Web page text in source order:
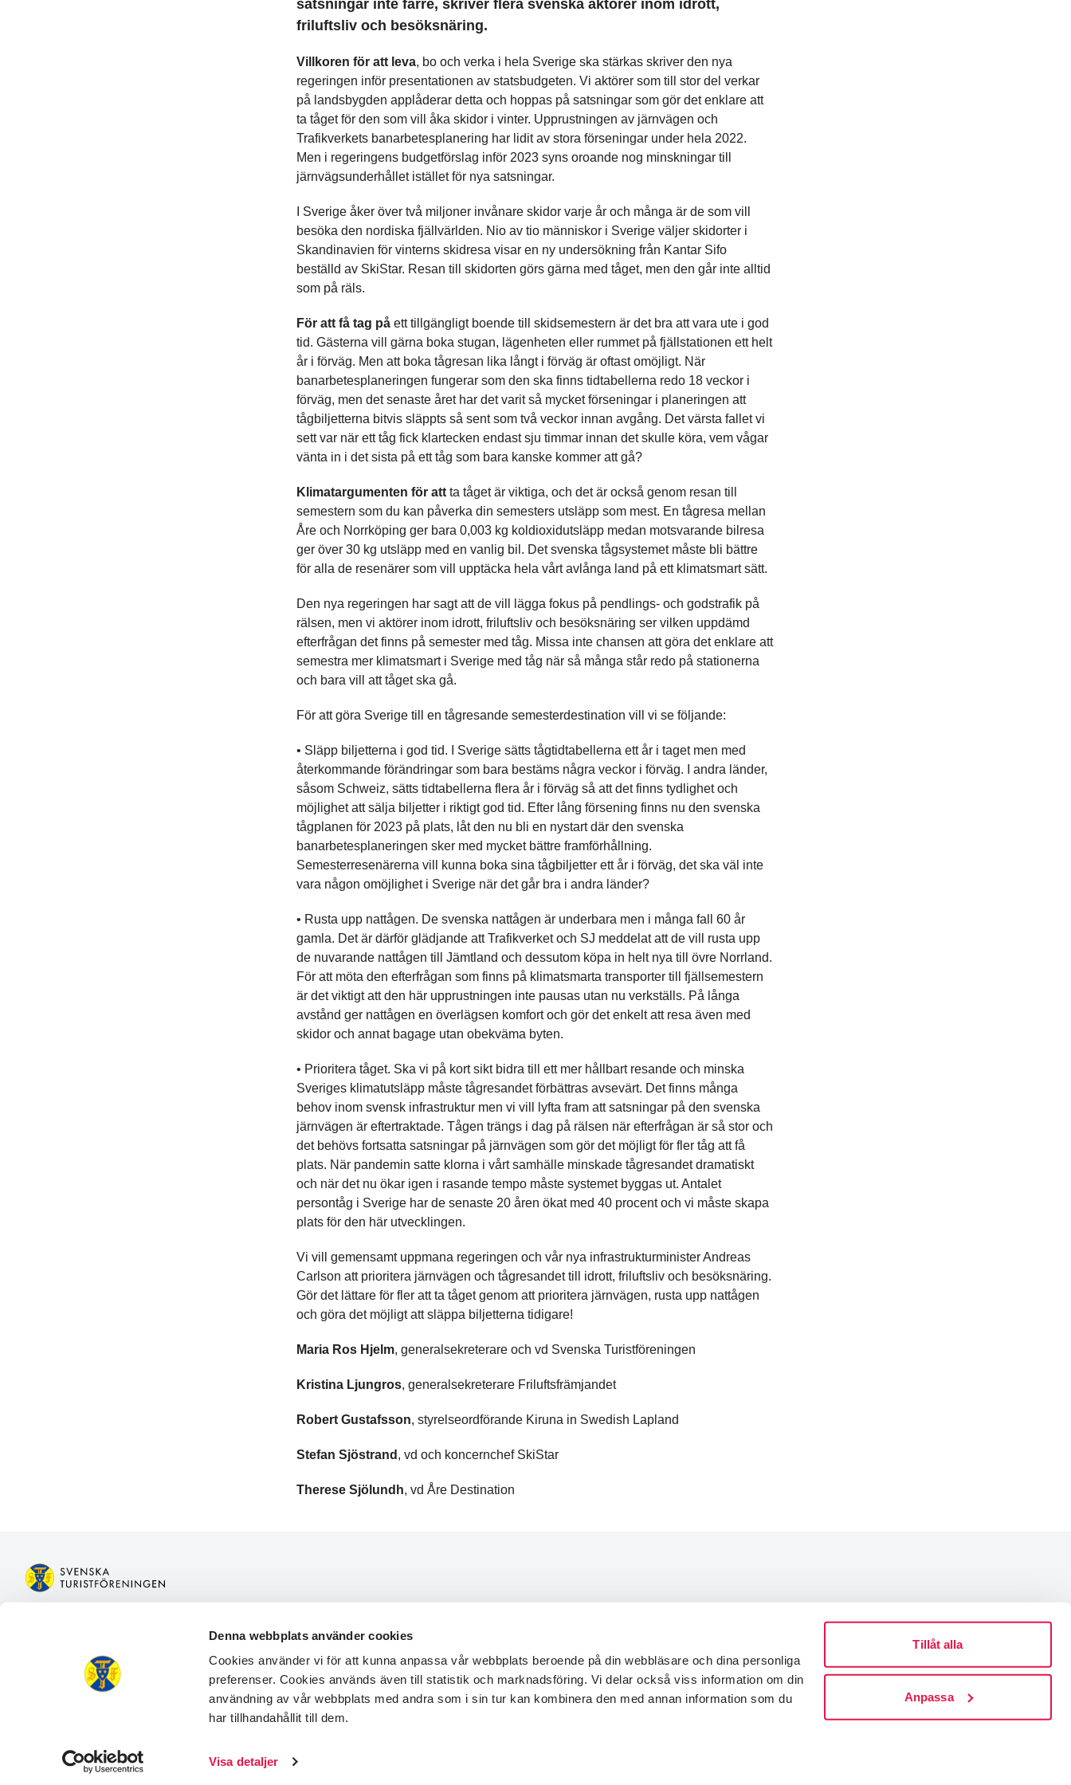
Denna webbplats använder cookies
Cookies använder vi för att kunna anpassa vår webbplats beroende på din webbläsare och dina personliga
preferenser. Cookies används även till statistik och marknadsföring. Vi delar också viss information om din
användning av vår webbplats med andra som i sin tur kan kombinera den med annan information som du
har tillhandahållit till dem.
Visa detaljer
Tillåt alla
Anpassa
satsningar inte färre, skriver flera svenska aktörer inom idrott,
friluftsliv och besöksnäring.
Villkoren för att leva, bo och verka i hela Sverige ska stärkas skriver den nya
regeringen inför presentationen av statsbudgeten. Vi aktörer som till stor del verkar
på landsbygden applåderar detta och hoppas på satsningar som gör det enklare att
ta tåget för den som vill åka skidor i vinter. Upprustningen av järnvägen och
Trafikverkets banarbetesplanering har lidit av stora förseningar under hela 2022.
Men i regeringens budgetförslag inför 2023 syns oroande nog minskningar till
järnvägsunderhållet istället för nya satsningar.
I Sverige åker över två miljoner invånare skidor varje år och många är de som vill
besöka den nordiska fjällvärlden. Nio av tio människor i Sverige väljer skidorter i
Skandinavien för vinterns skidresa visar en ny undersökning från Kantar Sifo
beställd av SkiStar. Resan till skidorten görs gärna med tåget, men den går inte alltid
som på räls.
För att få tag på ett tillgängligt boende till skidsemestern är det bra att vara ute i god
tid. Gästerna vill gärna boka stugan, lägenheten eller rummet på fjällstationen ett helt
år i förväg. Men att boka tågresan lika långt i förväg är oftast omöjligt. När
banarbetesplaneringen fungerar som den ska finns tidtabellerna redo 18 veckor i
förväg, men det senaste året har det varit så mycket förseningar i planeringen att
tågbiljetterna bitvis släppts så sent som två veckor innan avgång. Det värsta fallet vi
sett var när ett tåg fick klartecken endast sju timmar innan det skulle köra, vem vågar
vänta in i det sista på ett tåg som bara kanske kommer att gå?
Klimatargumenten för att ta tåget är viktiga, och det är också genom resan till
semestern som du kan påverka din semesters utsläpp som mest. En tågresa mellan
Åre och Norrköping ger bara 0,003 kg koldioxidutsläpp medan motsvarande bilresa
ger över 30 kg utsläpp med en vanlig bil. Det svenska tågsystemet måste bli bättre
för alla de resenärer som vill upptäcka hela vårt avlånga land på ett klimatsmart sätt.
Den nya regeringen har sagt att de vill lägga fokus på pendlings- och godstrafik på
rälsen, men vi aktörer inom idrott, friluftsliv och besöksnäring ser vilken uppdämd
efterfrågan det finns på semester med tåg. Missa inte chansen att göra det enklare att
semestra mer klimatsmart i Sverige med tåg när så många står redo på stationerna
och bara vill att tåget ska gå.
För att göra Sverige till en tågresande semesterdestination vill vi se följande:
• Släpp biljetterna i god tid. I Sverige sätts tågtidtabellerna ett år i taget men med
återkommande förändringar som bara bestäms några veckor i förväg. I andra länder,
såsom Schweiz, sätts tidtabellerna flera år i förväg så att det finns tydlighet och
möjlighet att sälja biljetter i riktigt god tid. Efter lång försening finns nu den svenska
tågplanen för 2023 på plats, låt den nu bli en nystart där den svenska
banarbetesplaneringen sker med mycket bättre framförhållning.
Semesterresenärerna vill kunna boka sina tågbiljetter ett år i förväg, det ska väl inte
vara någon omöjlighet i Sverige när det går bra i andra länder?
• Rusta upp nattågen. De svenska nattågen är underbara men i många fall 60 år
gamla. Det är därför glädjande att Trafikverket och SJ meddelat att de vill rusta upp
de nuvarande nattågen till Jämtland och dessutom köpa in helt nya till övre Norrland.
För att möta den efterfrågan som finns på klimatsmarta transporter till fjällsemestern
är det viktigt att den här upprustningen inte pausas utan nu verkställs. På långa
avstånd ger nattågen en överlägsen komfort och gör det enkelt att resa även med
skidor och annat bagage utan obekväma byten.
• Prioritera tåget. Ska vi på kort sikt bidra till ett mer hållbart resande och minska
Sveriges klimatutsläpp måste tågresandet förbättras avsevärt. Det finns många
behov inom svensk infrastruktur men vi vill lyfta fram att satsningar på den svenska
järnvägen är eftertraktade. Tågen trängs i dag på rälsen när efterfrågan är så stor och
det behövs fortsatta satsningar på järnvägen som gör det möjligt för fler tåg att få
plats. När pandemin satte klorna i vårt samhälle minskade tågresandet dramatiskt
och när det nu ökar igen i rasande tempo måste systemet byggas ut. Antalet
persontåg i Sverige har de senaste 20 åren ökat med 40 procent och vi måste skapa
plats för den här utvecklingen.
Vi vill gemensamt uppmana regeringen och vår nya infrastrukturminister Andreas
Carlson att prioritera järnvägen och tågresandet till idrott, friluftsliv och besöksnäring.
Gör det lättare för fler att ta tåget genom att prioritera järnvägen, rusta upp nattågen
och göra det möjligt att släppa biljetterna tidigare!
Maria Ros Hjelm, generalsekreterare och vd Svenska Turistföreningen
Kristina Ljungros, generalsekreterare Friluftsfrämjandet
Robert Gustafsson, styrelseordförande Kiruna in Swedish Lapland
Stefan Sjöstrand , vd och koncernchef SkiStar
Therese Sjölundh, vd Åre Destination
Logga in på Min bokning
Kontakta oss
Boka aktiviteter
Gå med i en lokalavdelning
Engagera dig
Guider & tips
Hållbarhetsarbete
Press & media
Nyhetsbrev
Integritetspolicy
Tillgänglighetsredogörelse
Visselblåsning
FacebookInstagramLinkedIn